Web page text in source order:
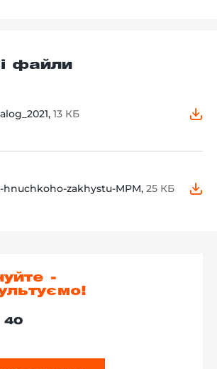
файли
13 КБ
hnuchkoho-zakhystu-MPM, 25 КБ
-
40